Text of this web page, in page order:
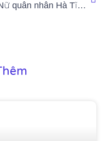
Nữ quân nhân Hà Tĩnh đẹp như hoa hậu thích ăn vận quyến rũ nhưng tuyệt đối không phản cảm